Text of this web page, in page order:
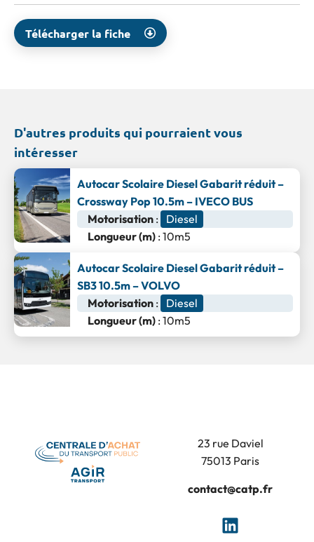
Télécharger la fiche
D'autres produits qui pourraient vous
intéresser
Autocar Scolaire Diesel Gabarit réduit –
Crossway Pop 10.5m – IVECO BUS
Motorisation :
Diesel
Longueur (m) : 10m5
Autocar Scolaire Diesel Gabarit réduit –
SB3 10.5m – VOLVO
Motorisation :
Diesel
Longueur (m) : 10m5
23 rue Daviel
75013 Paris
contact@catp.fr